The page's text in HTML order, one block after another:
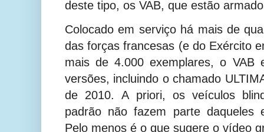
deste tipo, os VAB, que estão
Colocado em serviço há mais de
das forças francesas (e do Exército
mais de 4.000 exemplares, o VAB
versões, incluindo o chamado
de 2010.A priori, os veículos
padrão não fazem parte daqueles
Pelo menos é o que sugere o vídeo